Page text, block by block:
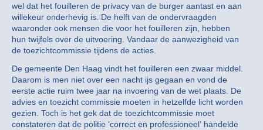
wel dat het fouilleren de privacy van de burger aantast en aan
willekeur onderhevig is. De helft van de ondervraagden
waaronder ook mensen die voor het fouilleren zijn, hebben
hun twijfels over de uitvoering. Vandaar de aanwezigheid van
de toezichtcommissie tijdens de acties.
De gemeente Den Haag vindt het fouilleren een zwaar middel.
Daarom is men niet over een nacht ijs gegaan en vond de
eerste actie ruim twee jaar na invoering van de wet plaats. De
advies en toezicht commissie moeten in hetzelfde licht worden
gezien. Toch is het gek dat de toezichtcommissie moet
constateren dat de politie ‘correct en professioneel’ handelde